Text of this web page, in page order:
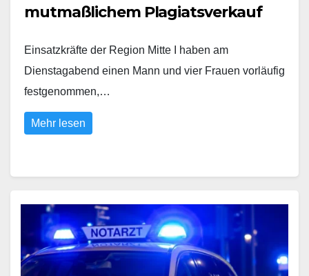
mutmaßlichem Plagiatsverkauf
Einsatzkräfte der Region Mitte I haben am
Dienstagabend einen Mann und vier Frauen vorläufig
festgenommen,…
Mehr lesen